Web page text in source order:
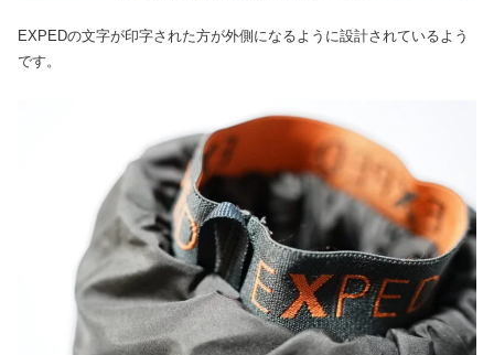
EXPEDの文字が印字された方が外側になるように設計されているよう
です。